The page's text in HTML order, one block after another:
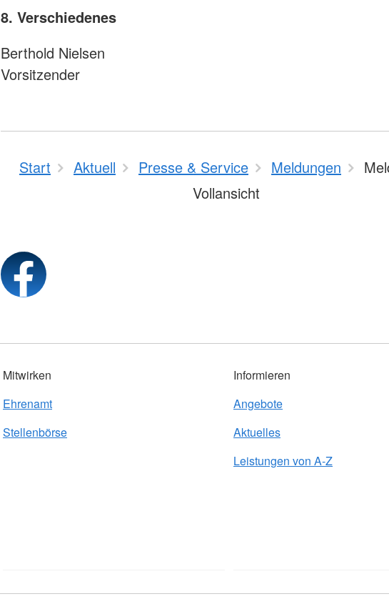
8. Verschiedenes
Berthold Nielsen
Vorsitzender
Start Aktuell Presse & Service Meldungen
Vollansicht
Mitwirken
Ehrenamt
Stellenbörse
Informieren
Angebote
Aktuelles
Leistungen von A-Z